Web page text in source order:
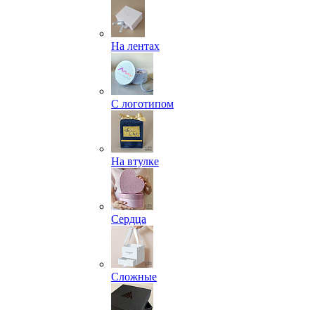
На лентах
С логотипом
На втулке
Сердца
Сложные